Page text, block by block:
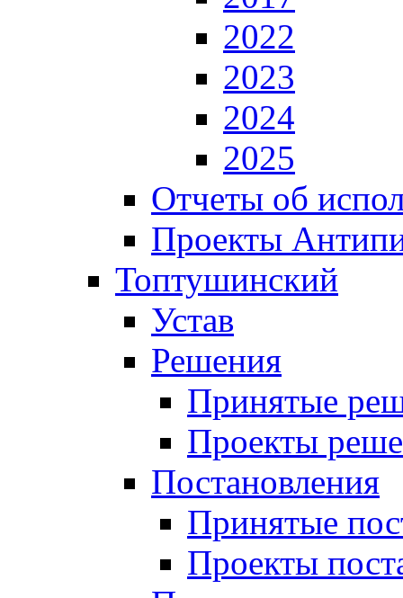
2022
2023
2024
2025
Отчеты об
Проекты
Топтушинский
Устав
Решения
Принятые
Проекты
Постановления
Принятые
Проекты